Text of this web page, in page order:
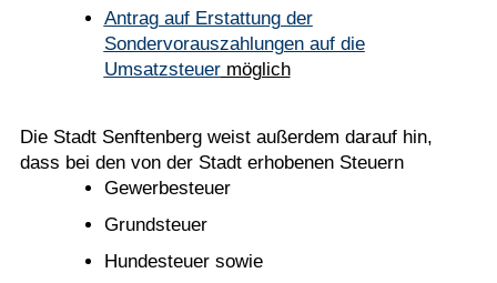
Antrag auf Erstattung der
Sondervorauszahlungen auf die
Umsatzsteuermöglich
Die Stadt Senftenberg weist außerdem darauf hin,
dass bei den von der Stadt erhobenen Steuern
Gewerbesteuer
Grundsteuer
Hundesteuer sowie